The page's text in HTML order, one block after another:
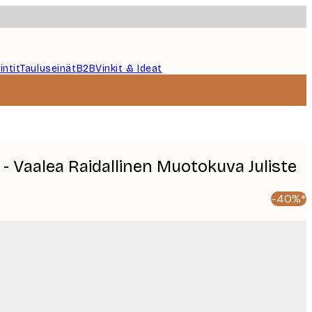
TauluseinätB2BVinkit & Ideat
Vaalea Raidallinen Muotokuva Juliste
-40%*